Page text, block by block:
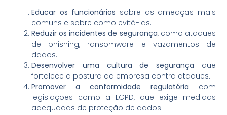
Educar os funcionários sobre as ameaças mais
comuns e sobre como evitá-las.
Reduzir os incidentes de segurança, como ataques
de phishing, ransomware e vazamentos de
dados.
Desenvolver uma cultura de segurança que
fortalece a postura da empresa contra ataques.
Promover a conformidade regulatória com
legislações como a LGPD, que exige medidas
adequadas de proteção de dados.